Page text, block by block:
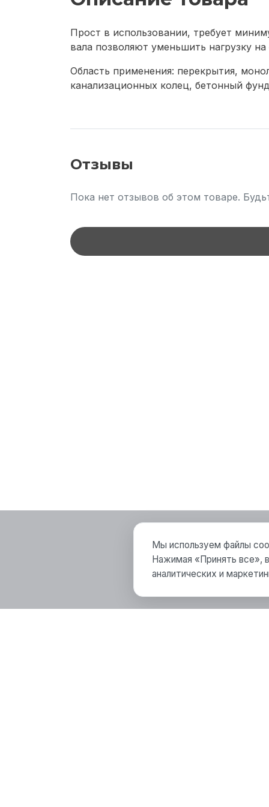
Прост в использовании, требует
вала позволяют уменьшить нагрузку
Область применения: перекрытия,
канализационных колец, бетонный
Отзывы
Пока нет отзывов об этом товаре.
Мы используем файлы
Нажимая «Принять все»,
аналитических и